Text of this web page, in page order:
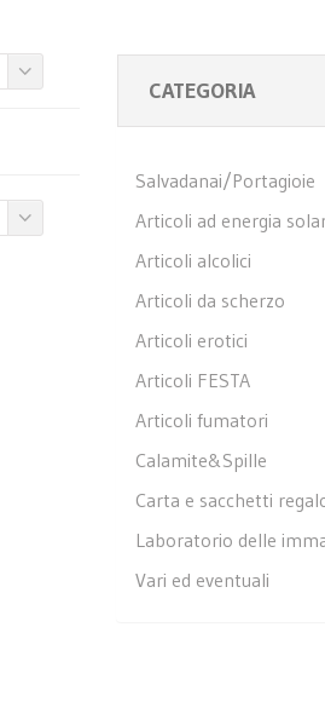
CATEGORIA
Salvadanai/Portagioie
Articoli ad energia
Articoli alcolici
Articoli da scherzo
Articoli erotici
Articoli FESTA
Articoli fumatori
Calamite&Spille
Carta e sacchetti
Laboratorio delle
Vari ed eventuali